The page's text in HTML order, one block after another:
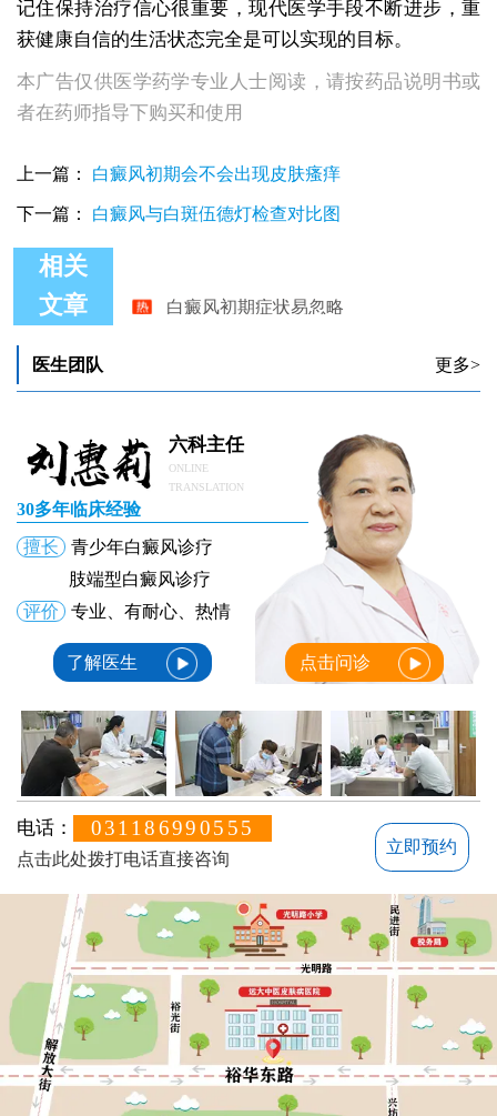
记住保持治疗信心很重要，现代医学手段不断进步，重
获健康自信的生活状态完全是可以实现的目标。
本广告仅供医学药学专业人士阅读，请按药品说明书或
者在药师指导下购买和使用
上一篇： 白癜风初期会不会出现皮肤瘙痒
下一篇： 白癜风与白斑伍德灯检查对比图
相关
文章
白癜风初期照光好还是吃药好
儿童白癜风初期图片 白癜风怎么治疗
白癜风初期有什么样的症状
医生团队 更多>
六科主任
ONLINE
TRANSLATION
30多年临床经验
擅长
青少年白癜风诊疗
肢端型白癜风诊疗
评价
专业、有耐心、热情
了解医生 点击问诊
电话： 031186990555
点击此处拨打电话直接咨询
立即预约